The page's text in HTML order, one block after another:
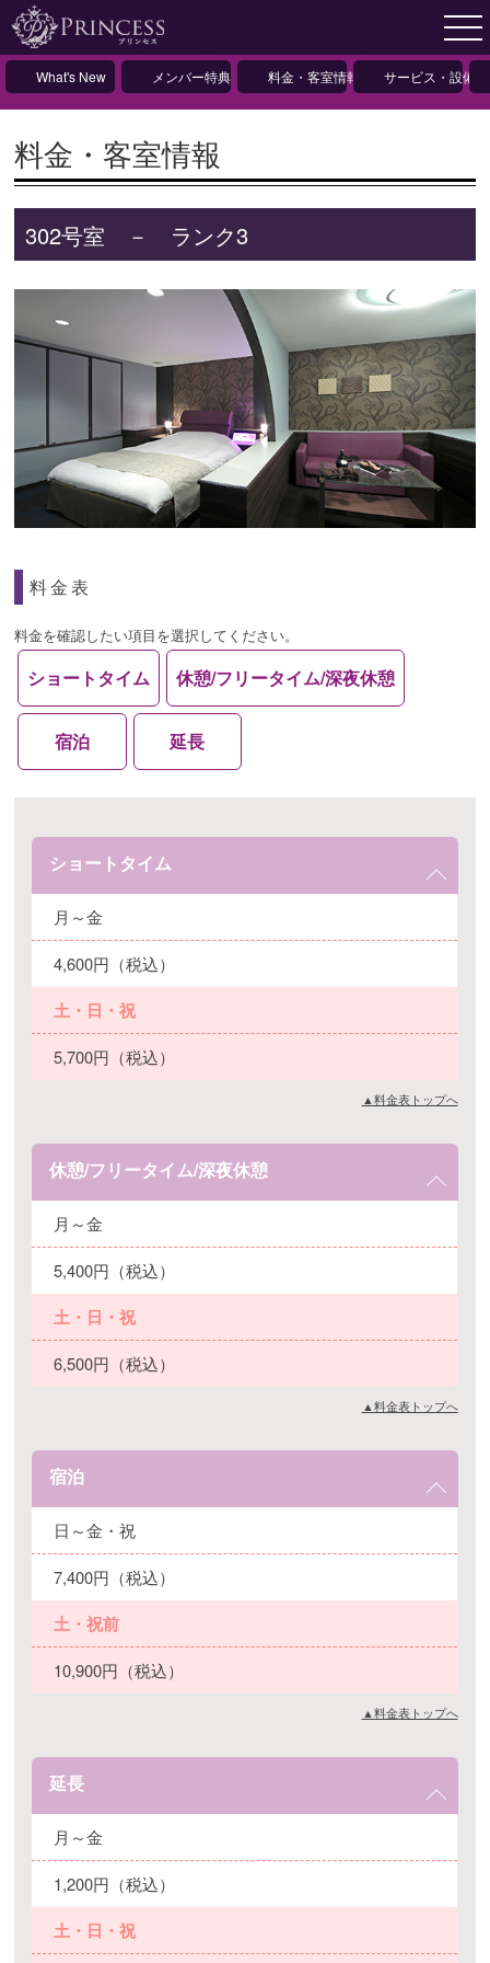
What's New メンバー特典 料金・客室情報 サービス・設備
料金・客室情報
302号室 － ランク3
料金表
料金を確認したい項目を選択してください。
ショートタイム 休憩/フリータイム/深夜休憩
宿泊 延長
ショートタイム
月～金
4,600円（税込）
土・日・祝
5,700円（税込）
▲料金表トップへ
休憩/フリータイム/深夜休憩
月～金
5,400円（税込）
土・日・祝
6,500円（税込）
▲料金表トップへ
宿泊
日～金・祝
7,400円（税込）
土・祝前
10,900円（税込）
▲料金表トップへ
延長
月～金
1,200円（税込）
土・日・祝